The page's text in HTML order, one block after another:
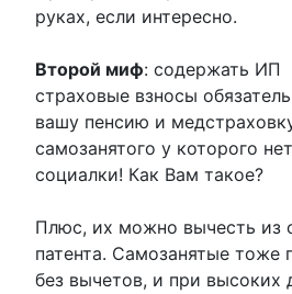
руках, если интересно.
Второй миф: содержать ИП
страховые взносы
вашу пенсию и
самозанятого у которого
социалки! Как Вам такое?
Плюс, их можно вычесть из
патента. Самозанятые тоже
без вычетов, и при высоких